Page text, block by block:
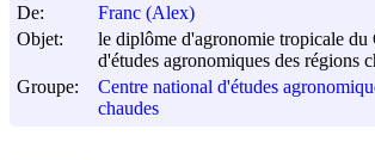
De:
Franc (Alex)
Objet:
le diplôme d'agronomie tropicale du
d'études agronomiques des régions
Groupe:
Centre national d'études
chaudes